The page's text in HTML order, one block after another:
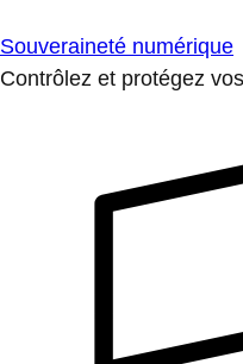
Souveraineté numérique
Contrôlez et protégez